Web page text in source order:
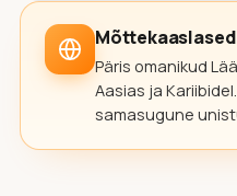
Päris omanikud
Aasias ja
samasugune